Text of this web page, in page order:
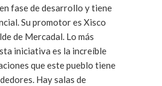
fase de desarrollo y tiene
Su promotor es Xisco
de Mercadal. Lo más
iniciativa es la increíble
que este pueblo tiene
Hay salas de